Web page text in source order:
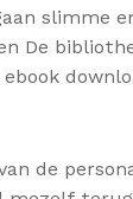
slimme
De
de